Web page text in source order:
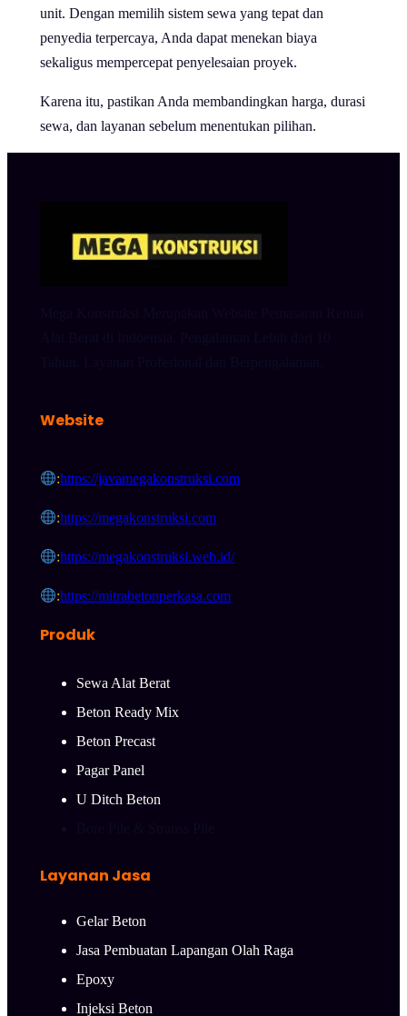
unit. Dengan memilih sistem sewa yang tepat dan
penyedia terpercaya, Anda dapat menekan biaya
sekaligus mempercepat penyelesaian proyek.
Karena itu, pastikan Anda membandingkan harga, durasi
sewa, dan layanan sebelum menentukan pilihan.
Website
:https://javamegakonstruksi.com
:https://megakonstruksi.com
:https://megakonstruksi.web.id/
:https://mitrabetonperkasa.com
Produk
Sewa Alat Berat
Beton Ready Mix
Beton Precast
Pagar Panel
U Ditch Beton
Layanan Jasa
Gelar Beton
Jasa Pembuatan Lapangan Olah Raga
Epoxy
Injeksi Beton